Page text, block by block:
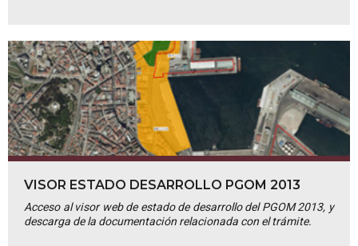
VISOR ESTADO DESARROLLO PGOM 2013
Acceso al visor web de estado de desarrollo del PGOM 2013, y
descarga de la documentación relacionada con el trámite.